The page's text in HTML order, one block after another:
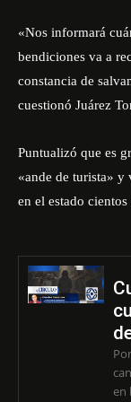
«Nos informará
bendiciones va a
constancia de
cuestionó Juárez
Puntualizó que es
«ande de turista» y
en el estado
en